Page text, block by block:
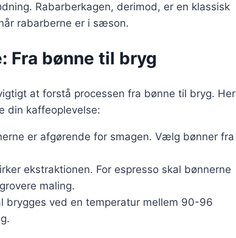
Rabarberkagen, derimod, er en klassisk
rabarberne er i sæson.
Fra bønne til bryg
at forstå processen fra bønne til bryg. Her
din kaffeoplevelse:
er afgørende for smagen. Vælg bønner fra
ekstraktionen. For espresso skal bønnerne
maling.
brygges ved en temperatur mellem 90-96